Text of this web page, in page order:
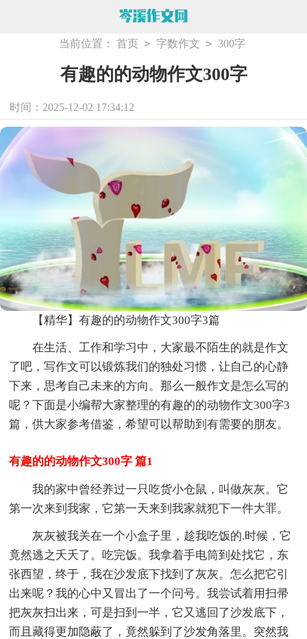
当前位置： 首页 > 字数作文 > 300字
有趣的的动物作文300字
时间：2025-12-02 17:34:12
【精华】有趣的的动物作文300字3篇
在生活、工作和学习中，大家最不陌生的就是作文
了吧，写作文可以锻炼我们的独处习惯，让自己的心静
下来，思考自己未来的方向。那么一般作文是怎么写的
呢？下面是小编帮大家整理的有趣的的动物作文300字3
篇，供大家参考借鉴，希望可以帮助到有需要的朋友。
有趣的的动物作文300字 篇1
我的家中曾经养过一只吃货小仓鼠，叫做灰灰。它
第一次来到我家，它第一天来到我家就犯下一件大罪。
灰灰被我关在一个小盒子里，趁我吃饭的.时候，它
竟然逃之夭夭了。吃完饭。我拿着手电筒到处找它，东
张西望，终于，我在沙发底下找到了灰灰。怎么把它引
出来呢？我的心中又冒出了一个问号。我尝试着用扫帚
把灰灰扫出来，可是扫到一半，它又逃回了沙发底下，
而且藏得更加隐蔽了，竟然躲到了沙发角落里。突然我